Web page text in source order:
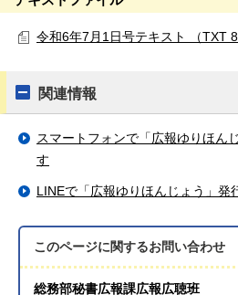
令和6年7月1日号テキスト （TXT
関連情報
スマートフォンで「広報ゆりほん
す
LINEで「広報ゆりほんじょう」発
このページに関するお問い合わせ
総務部秘書広報課広報広聴班